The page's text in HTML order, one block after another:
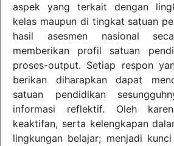
aspek yang terkait dengan
kelas maupun di tingkat satuan
hasil asesmen nasional
memberikan profil satuan
proses-output. Setiap respon
berikan diharapkan dapat
satuan pendidikan
informasi reflektif. Oleh
keaktifan, serta kelengkapan
lingkungan belajar; menjadi